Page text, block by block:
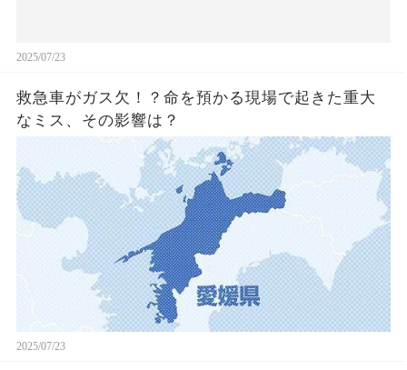
2025/07/23
救急車がガス欠！？命を預かる現場で起きた重大
なミス、その影響は？
2025/07/23